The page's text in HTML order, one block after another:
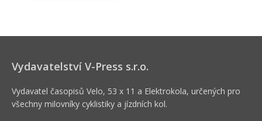
Vydavatelství V-Press s.r.o.
Vydavatel časopisů Velo, 53 x 11 a Elektrokola, určených pro
všechny milovníky cyklistiky a jízdních kol.